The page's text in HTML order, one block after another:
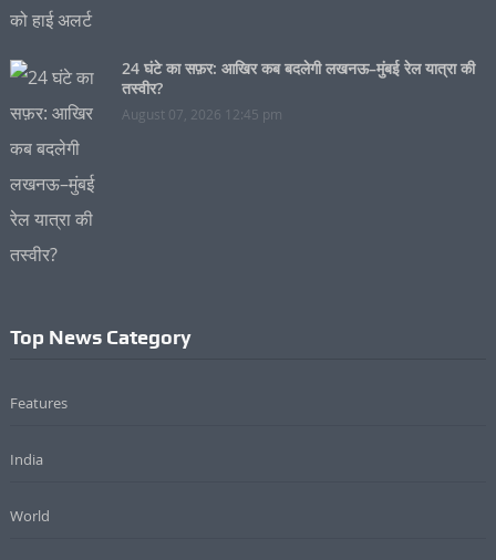
24 घंटे का सफ़र: आखिर कब बदलेगी लखनऊ–मुंबई रेल यात्रा की
तस्वीर?
August 07, 2026 12:45 pm
Top News Category
Features
India
World